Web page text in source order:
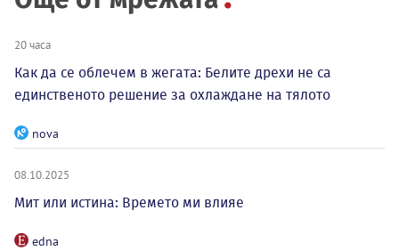
20 часа
Как да се облечем в жегата: Белите дрехи не са
единственото решение за охлаждане на тялото
nova
08.10.2025
Мит или истина: Времето ми влияе
edna